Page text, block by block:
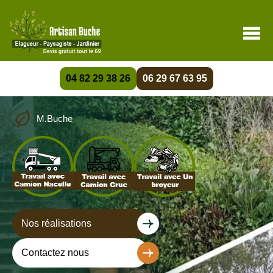
04 82 29 38 26 06 29 67 63 95
M.Buche
Nos réalisations
Contactez nous